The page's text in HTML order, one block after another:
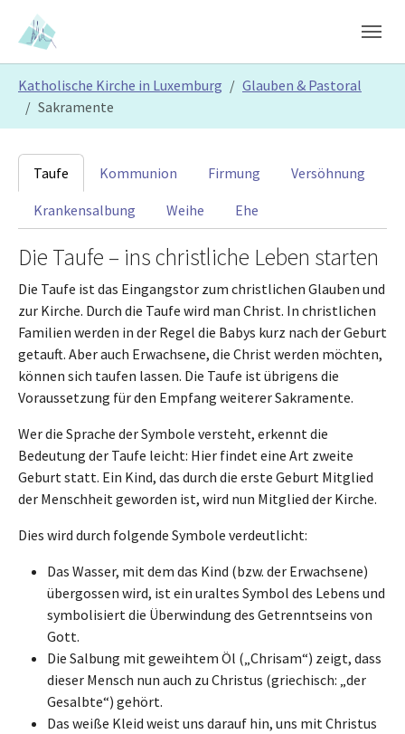
Skip to main content
Skip to page footer
Katholische Kirche in Luxemburg
Glauben & Pastoral
Sakramente
Taufe Kommunion Firmung Versöhnung
Krankensalbung Weihe Ehe
Die Taufe – ins christliche Leben starten
Die Taufe ist das Eingangstor zum christlichen Glauben und
zur Kirche. Durch die Taufe wird man Christ. In christlichen
Familien werden in der Regel die Babys kurz nach der Geburt
getauft. Aber auch Erwachsene, die Christ werden möchten,
können sich taufen lassen. Die Taufe ist übrigens die
Voraussetzung für den Empfang weiterer Sakramente.
Wer die Sprache der Symbole versteht, erkennt die
Bedeutung der Taufe leicht: Hier findet eine Art zweite
Geburt statt. Ein Kind, das durch die erste Geburt Mitglied
der Menschheit geworden ist, wird nun Mitglied der Kirche.
Dies wird durch folgende Symbole verdeutlicht:
Das Wasser, mit dem das Kind (bzw. der Erwachsene)
übergossen wird, ist ein uraltes Symbol des Lebens und
symbolisiert die Überwindung des Getrenntseins von
Gott.
Die Salbung mit geweihtem Öl („Chrisam“) zeigt, dass
dieser Mensch nun auch zu Christus (griechisch: „der
Gesalbte“) gehört.
Das weiße Kleid weist uns darauf hin, uns mit Christus